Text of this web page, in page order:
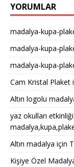
YORUMLAR
madalya-kupa-
madalya-kupa-
madalya-kupa-
Cam Kristal Plaket
Altın logolu
yaz okulları etkinliği
Altın madalya için
Kişiye Özel